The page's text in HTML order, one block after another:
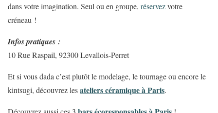
dans votre imagination. Seul ou en groupe, réservezvotre
créneau !
Infos pratiques :
10 Rue Raspail, 92300 Levallois-Perret
Et si vous dada c’est plutôt le modelage, le tournage ou encore le
kintsugi, découvrez lesateliers céramique à Paris.